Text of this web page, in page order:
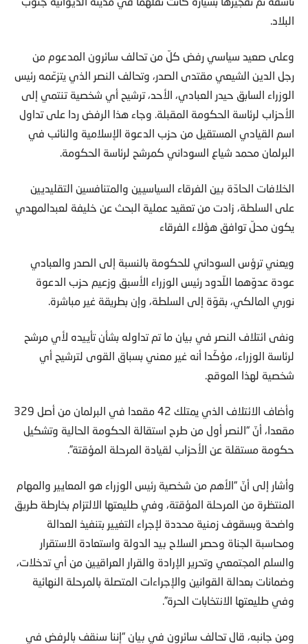
البلاد.
وعلى صعيد سياسي رفض كلّ من تحالف سائرون المدعوم من
رجل الدين الشيعي مقتدى الصدر، وتحالف النصر الذي يتزعّمه رئيس
الوزراء السابق حيدر العبادي، الأحد، ترشيح أي شخصية تنتمي إلى
الأحزاب لرئاسة الحكومة المقبلة. وجاء هذا الرفض ردا على تداول
اسم القيادي المستقيل من حزب الدعوة الإسلامية والنائب في
البرلمان محمد شياع السوداني كمرشح لرئاسة الحكومة.
الخلافات الحادّة بين الفرقاء السياسيين والمتنافسين التقليديين
على السلطة، زادت من تعقيد عملية البحث عن خليفة لعبدالمهدي
يكون محلّ توافق هؤلاء الفرقاء
ويعني ترؤس السوداني للحكومة بالنسبة إلى الصدر والعبادي
عودة عدوّهما اللّدود رئيس الوزراء الأسبق وزعيم حزب الدعوة
نوري المالكي، بقوّة إلى السلطة، وإن بطريقة غير مباشرة.
ونفى ائتلاف النصر في بيان ما تم تداوله بشأن تأييده لأي مرشح
لرئاسة الوزراء، مؤكّدا أنه غير معني بسباق القوى لترشيح أي
شخصية لهذا الموقع.
وأضاف الائتلاف الذي يمتلك 42 مقعدا في البرلمان من أصل 329
مقعدا، أنّ “النصر أول من طرح استقالة الحكومة الحالية وتشكيل
حكومة مستقلة عن الأحزاب لقيادة المرحلة المؤقتة”.
وأشار إلى أنّ “الأهم من شخصية رئيس الوزراء هو المعايير والمهام
المنتظرة من المرحلة المؤقتة، وفي طليعتها الالتزام بخارطة طريق
واضحة وبسقوف زمنية محددة لإجراء التغيير بتنفيذ العدالة
ومحاسبة الجناة وحصر السلاح بيد الدولة واستعادة الاستقرار
والسلم المجتمعي وتحرير الإرادة والقرار العراقيين من أي تدخلات،
وضمانات بعدالة القوانين والإجراءات المتصلة بالمرحلة النهائية
وفي طليعتها الانتخابات الحرة”.
ومن جانبه، قال تحالف سائرون في بيان “إننا سنقف بالرفض في